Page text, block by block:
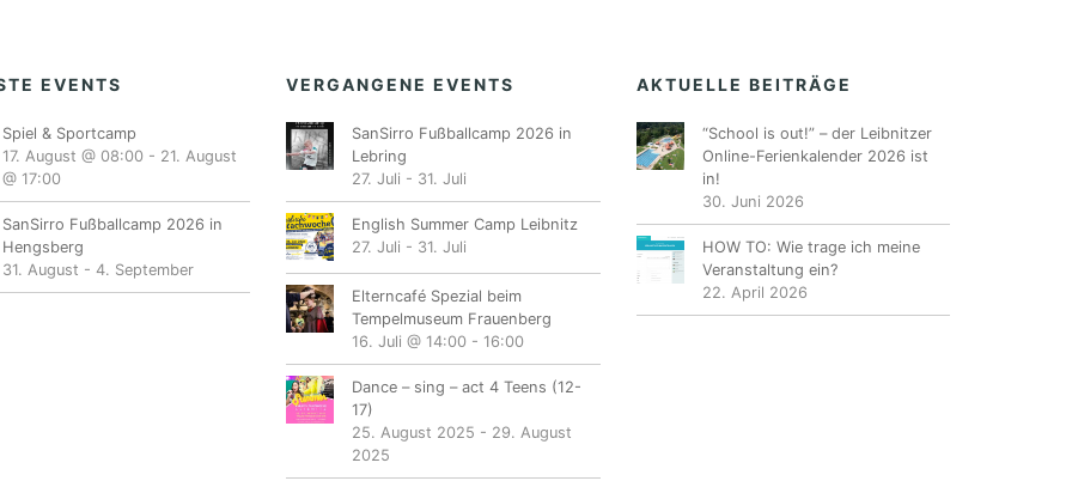
EVENTS
Spiel & Sportcamp
17. August @ 08:00- 21. August
@ 17:00
SanSirro Fußballcamp 2026 in
Hengsberg
31. August - 4. September
VERGANGENE EVENTS
SanSirro Fußballcamp 2026 in
Lebring
27. Juli - 31. Juli
English Summer Camp Leibnitz
27. Juli - 31. Juli
Elterncafé Spezial beim
Tempelmuseum Frauenberg
16. Juli @ 14:00 - 16:00
Dance – sing – act 4 Teens (12-
17)
25. August 2025 - 29. August
2025
AKTUELLE BEITRÄGE
“School is out!” – der Leibnitzer
Online-Ferienkalender 2026 ist
in!
30. Juni 2026
HOW TO: Wie trage ich meine
Veranstaltung ein?
22. April 2026